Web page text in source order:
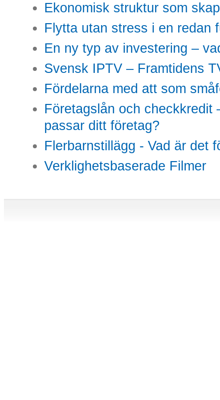
Ekonomisk struktur som
Flytta utan stress i en redan
En ny typ av investering –
Svensk IPTV – Framtidens
Fördelarna med att som
Företagslån och checkkredit
passar ditt företag?
Flerbarnstillägg - Vad är det
Verklighetsbaserade Filmer